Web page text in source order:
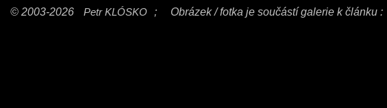
© 2003-2026
Petr KLÓSKO ; Obrázek / fotka je součástí galerie k článku :